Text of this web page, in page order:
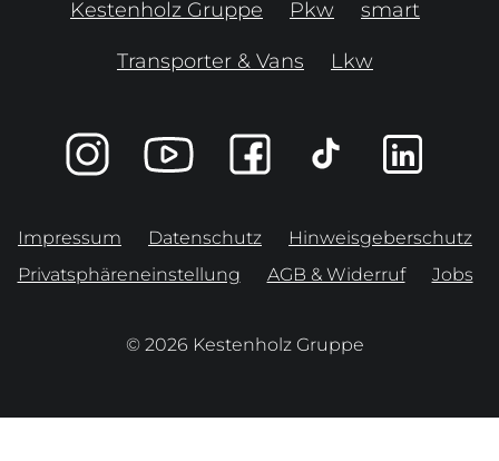
Kestenholz Gruppe Pkw smart
Transporter & Vans Lkw
Impressum Datenschutz
Hinweisgeberschutz
Privatsphäreneinstellung
AGB & Widerruf Jobs
© 2026 Kestenholz Gruppe